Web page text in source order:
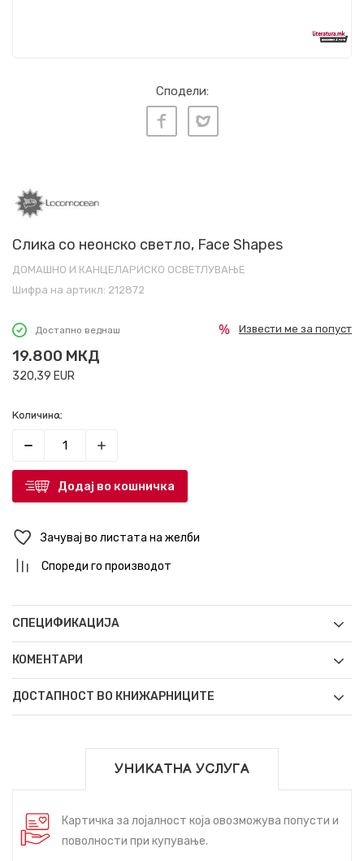
Сподели:
Слика со неонско светло, Face Shapes
ДОМАШНО И КАНЦЕЛАРИСКО ОСВЕТЛУВАЊЕ
Шифра на артикл: 212872
Достапно веднаш
19.800 МКД
320,39 EUR
Извести ме за попуст
Количина:
Додај во кошничка
Зачувај во листата на желби
Спореди го производот
СПЕЦИФИКАЦИЈА
КОМЕНТАРИ
ДОСТАПНОСТ ВО КНИЖАРНИЦИТЕ
УНИКАТНА УСЛУГА
Картичка за лојалност која овозможува попусти и
поволности при купување.